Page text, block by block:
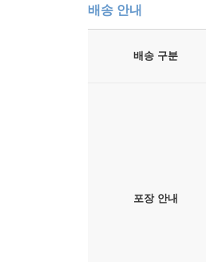
배송 안내
배송 구분
포장 안내